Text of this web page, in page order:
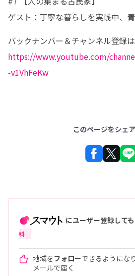
ゲスト：丁寧な暮らしを実践中、
https://www.youtube.com/
-v1VhFeKw
このページをシェ
にユーザー登録して
料
地域をフォローできるようになり
メールで届く